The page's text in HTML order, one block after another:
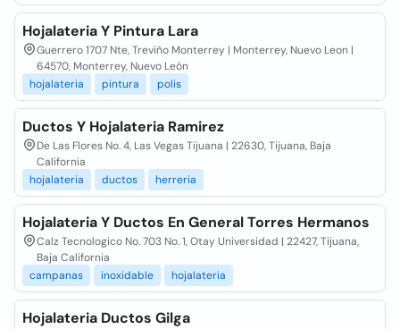
Hojalateria Y Pintura Lara
Guerrero 1707 Nte, Treviño Monterrey | Monterrey, Nuevo Leon |
64570, Monterrey, Nuevo León
hojalateria
pintura polis
Ductos Y Hojalateria Ramirez
De Las Flores No. 4, Las Vegas Tijuana | 22630, Tijuana, Baja
California
hojalateria
ductos herreria
Hojalateria Y Ductos En General Torres Hermanos
Calz Tecnologico No. 703 No. 1, Otay Universidad | 22427, Tijuana,
Baja California
campanas
inoxidable hojalateria
Hojalateria Ductos Gilga